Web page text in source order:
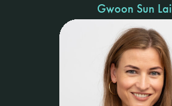
Gwoon Sun Lai